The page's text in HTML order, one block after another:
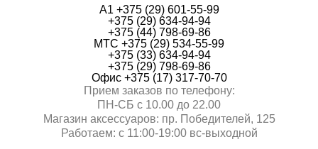
А1 +375 (29) 601-55-99
+375 (29) 634-94-94
+375 (44) 798-69-86
МТС +375 (29) 534-55-99
+375 (33) 634-94-94
+375 (29) 798-69-86
Офис +375 (17) 317-70-70
Прием заказов по телефону:
ПН-СБ с 10.00 до 22.00
Магазин аксессуаров: пр. Победителей, 125
Работаем: с 11:00-19:00 вc-выходной